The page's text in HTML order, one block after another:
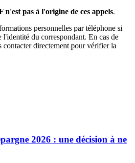
pas à l'origine de ces appels.
personnelles par téléphone si
l'identité du correspondant. En cas de
contacter directement pour vérifier la
2026 : une décision à ne